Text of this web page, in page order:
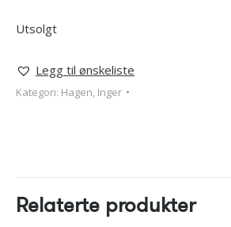
Utsolgt
Legg til ønskeliste
Kategori: Hagen, Inger
Relaterte produkter